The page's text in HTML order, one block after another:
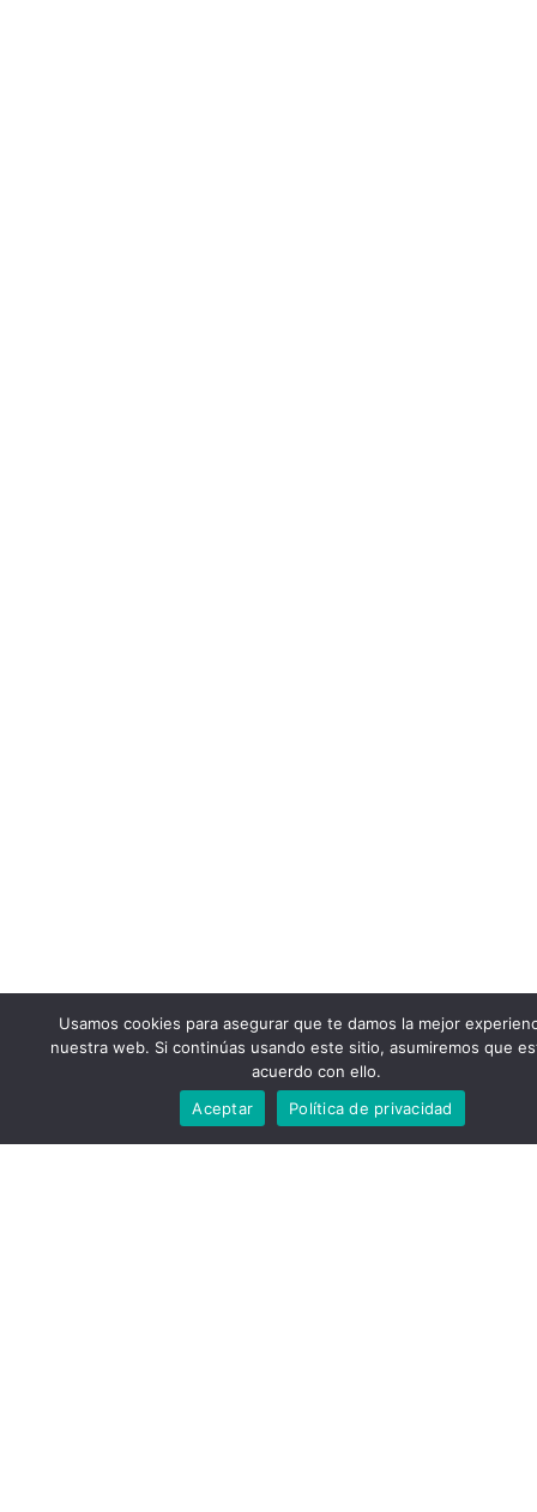
Usamos cookies para asegurar que te damos la mejor
nuestra web. Si continúas usando este sitio, asumiremos que
acuerdo con ello.
Aceptar
Política de privacidad